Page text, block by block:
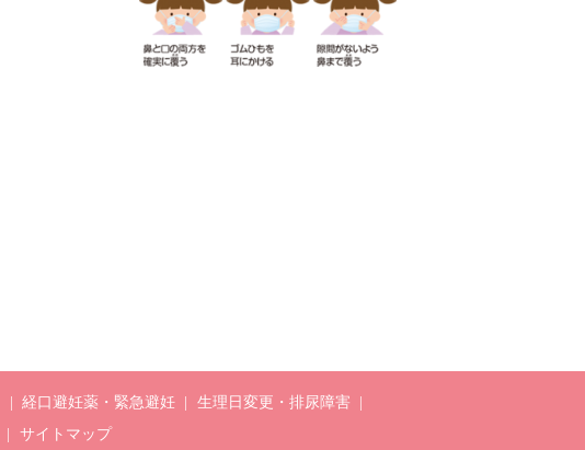
経口避妊薬・緊急避妊
生理日変更・排尿障害
サイトマップ